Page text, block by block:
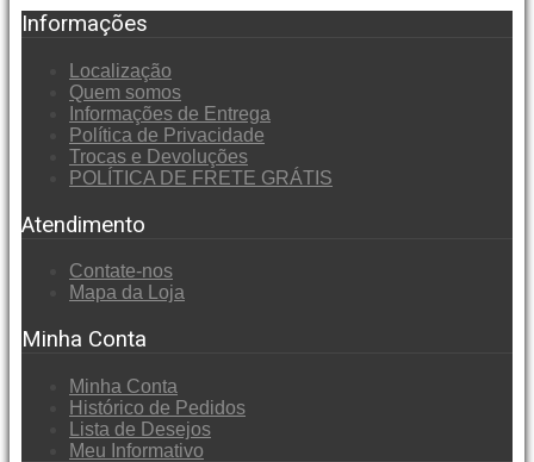
Informações
Localização
Quem somos
Informações de Entrega
Política de Privacidade
Trocas e Devoluções
POLÍTICA DE FRETE GRÁTIS
Atendimento
Contate-nos
Mapa da Loja
Minha Conta
Minha Conta
Histórico de Pedidos
Lista de Desejos
Meu Informativo